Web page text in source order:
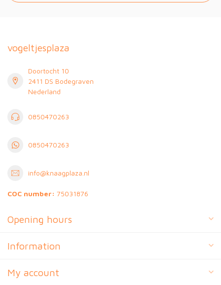
vogeltjesplaza
Doortocht 10
2411 DS Bodegraven
Nederland
0850470263
0850470263
info@knaagplaza.nl
COC number: 75031876
Opening hours
Information
My account